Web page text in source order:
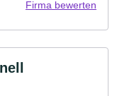
Firma bewerten